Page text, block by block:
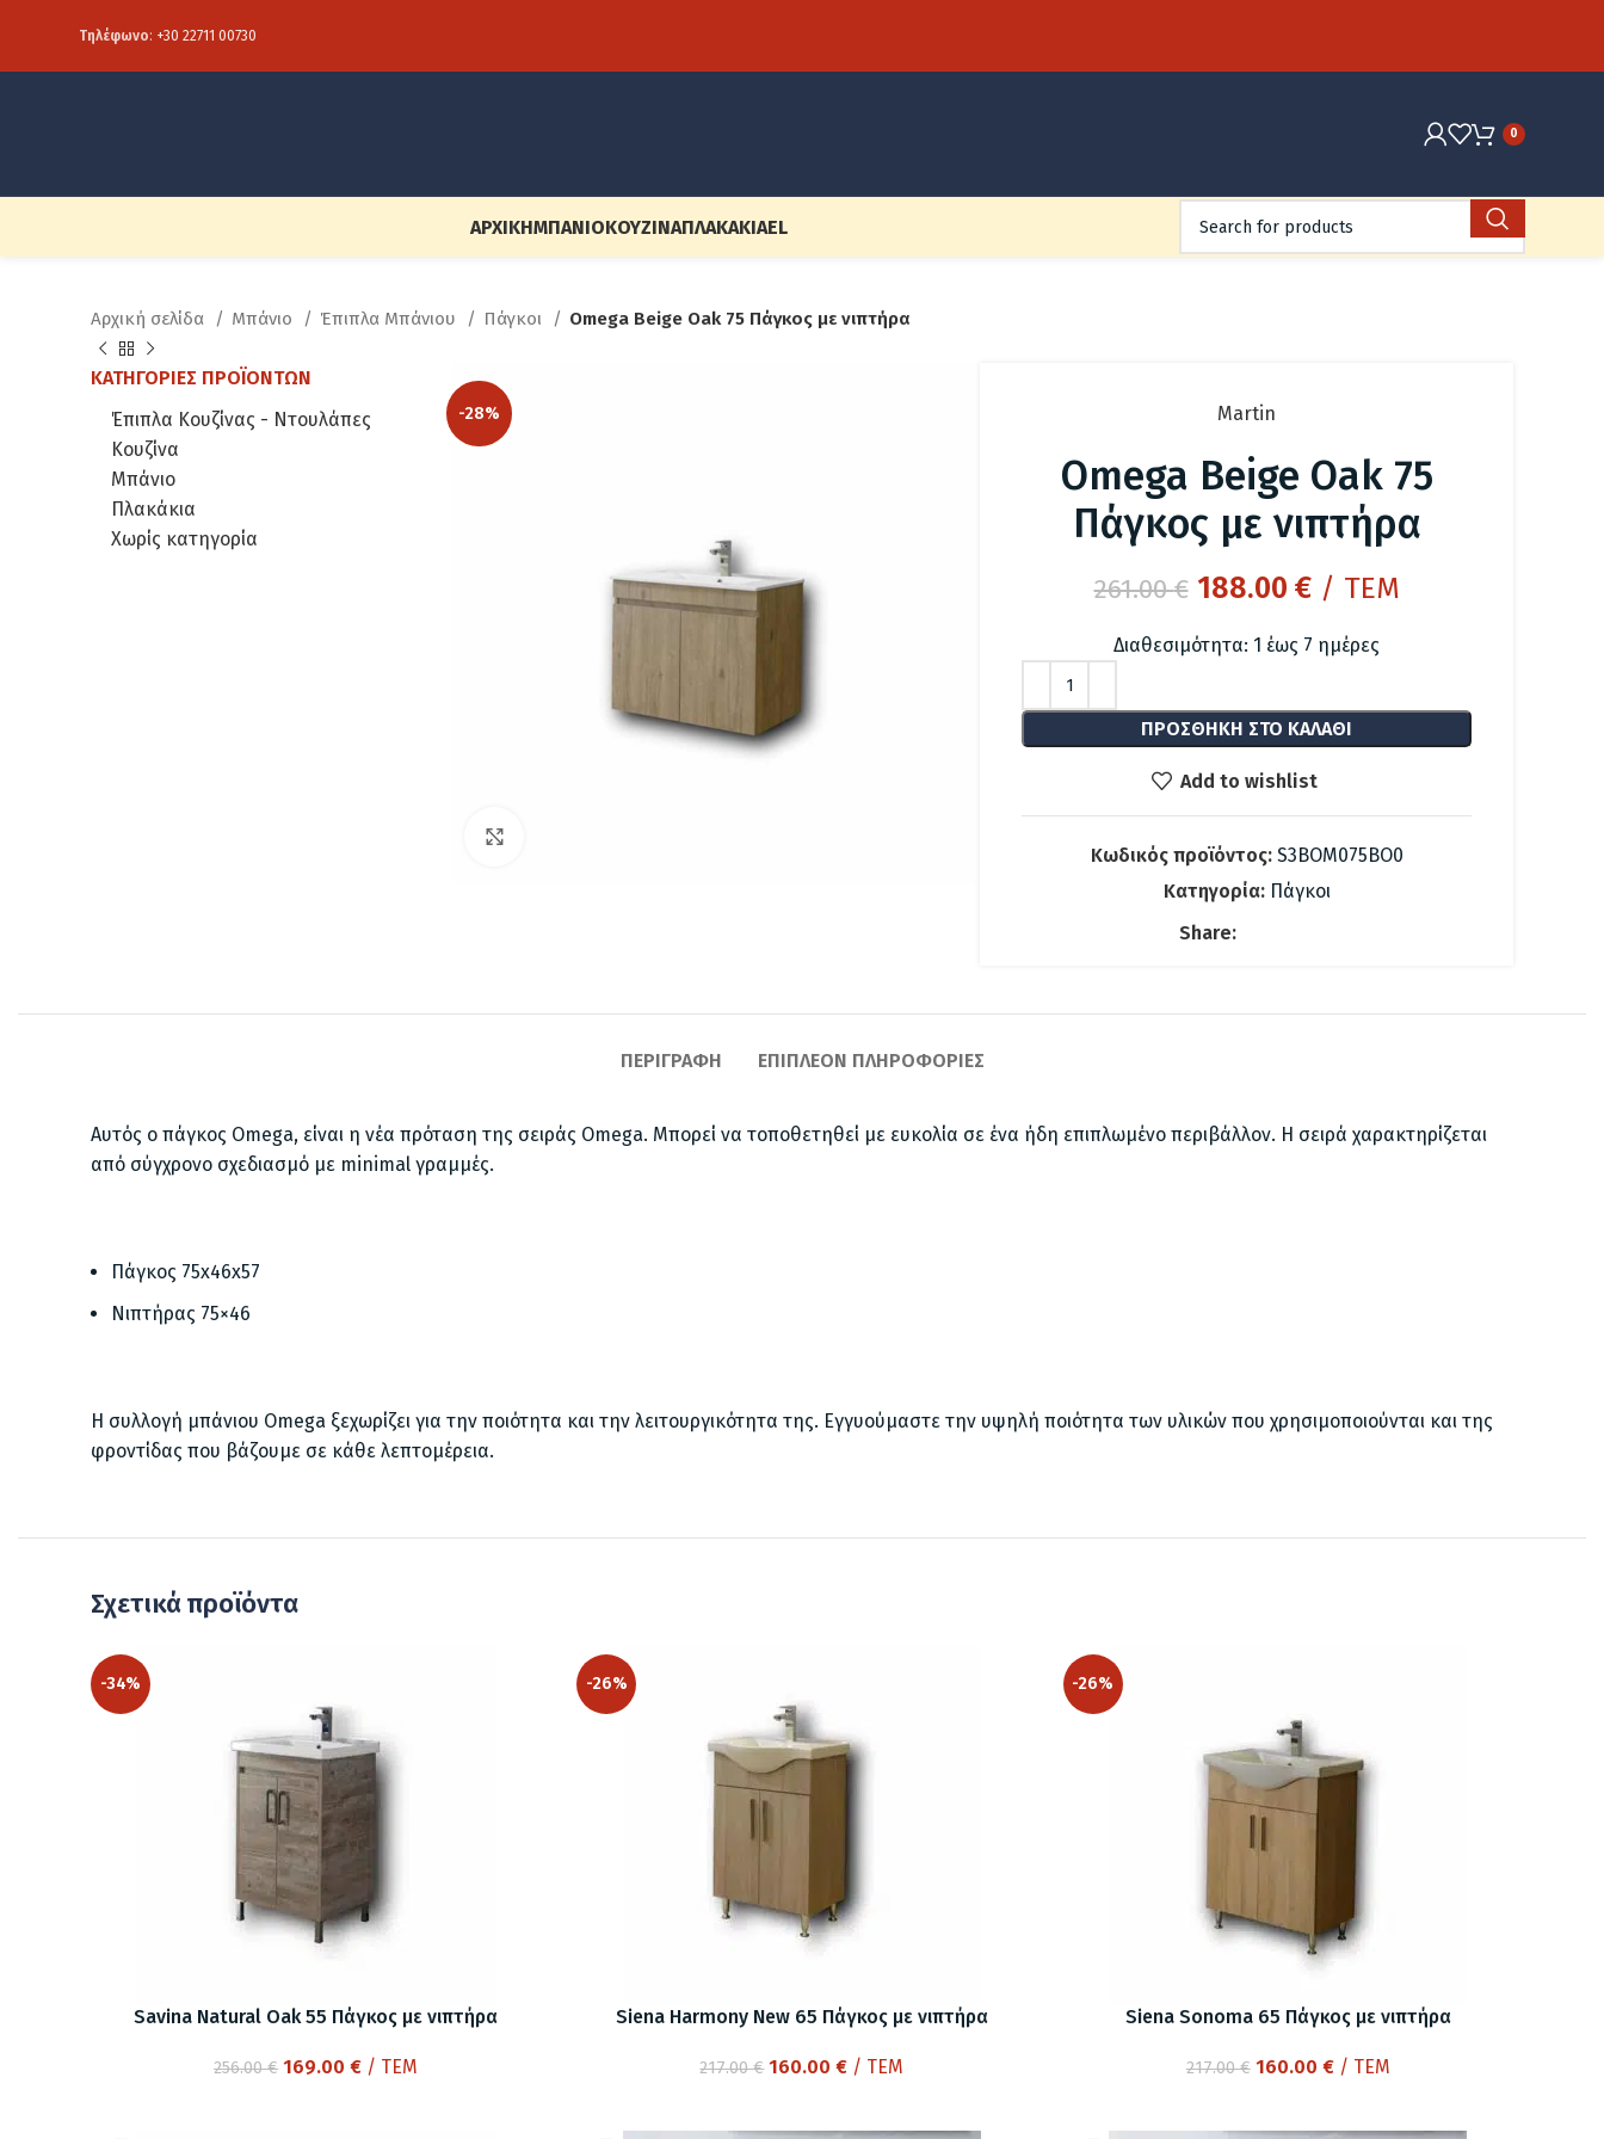
Τηλέφωνο: +30 22711 00730
0
ΑΡΧΙΚΉΜΠΆΝΙΟΚΟΥΖΊΝΑΠΛΑΚΆΚΙΑEL
Αρχική σελίδα Μπάνιο Έπιπλα Μπάνιου Πάγκοι Omega Beige Oak 75 Πάγκος με νιπτήρα
-28% Martin
Omega Beige Oak 75
Πάγκος με νιπτήρα
261.00€ Original
was:
188.00 €Η
τιμή
188.00 €.
/ ΤΕΜ
Διαθεσιμότητα: 1 έως 7 ημέρες
ΠΡΟΣΘΉΚΗ ΣΤΟ ΚΑΛΆΘΙ
Add to wishlist
Κωδικός προϊόντος: S3BOM075BO0
Κατηγορία: Πάγκοι
Share:
ΚΑΤΗΓΟΡΊΕΣ ΠΡΟΪΌΝΤΩΝ
Έπιπλα Κουζίνας - Ντουλάπες
Κουζίνα
Μπάνιο
Πλακάκια
Χωρίς κατηγορία
ΠΕΡΙΓΡΑΦΉ ΕΠΙΠΛΈΟΝ ΠΛΗΡΟΦΟΡΊΕΣ
Αυτός ο πάγκος Omega, είναι η νέα πρόταση της σειράς Omega. Μπορεί να τοποθετηθεί με ευκολία σε ένα ήδη επιπλωμένο περιβάλλον. Η σειρά χαρακτηρίζεται
από σύγχρονο σχεδιασμό με minimal γραμμές.
Πάγκος 75x46x57
Νιπτήρας 75×46
Η συλλογή μπάνιου Omega ξεχωρίζει για την ποιότητα και την λειτουργικότητα της. Εγγυούμαστε την υψηλή ποιότητα των υλικών που χρησιμοποιούνται και της
φροντίδας που βάζουμε σε κάθε λεπτομέρεια.
Σχετικά προϊόντα
-34%
Savina Natural Oak 55 Πάγκος με νιπτήρα
256.00€ Original
169.00€Η/ ΤΕΜ
-26%
Siena Harmony New 65 Πάγκος με νιπτήρα
217.00€ Original
160.00€Η/ ΤΕΜ
-26%
Siena Sonoma 65 Πάγκος με νιπτήρα
217.00€ Original
160.00 €Η
/ ΤΕΜ